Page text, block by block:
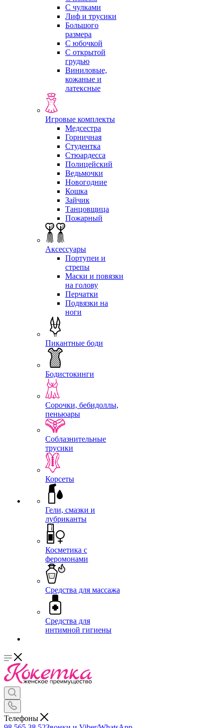
С чулками
Лиф и трусики
Большого
размера
С юбочкой
С открытой
грудью
Виниловые,
кожаные и
латексные
Игровые комплекты
Медсестра
Горничная
Студентка
Стюардесса
Полицейский
Ведьмочки
Новогодние
Кошка
Зайчик
Танцовщица
Пожарный
Аксессуары
Портупеи и
стрепы
Маски и повязки
на голову
Перчатки
Подвязки на
ноги
Пикантные боди
Бодистокинги
Сорочки, бебидоллы,
пеньюары
Соблазнительные
трусики
Корсеты
Гели, смазки и
лубриканты
Косметика с
феромонами
Средства для массажа
Средства для
интимной гигиены
Телефоны